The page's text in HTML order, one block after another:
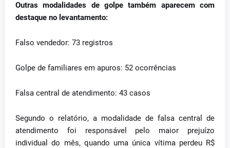
Outras modalidades de golpe também aparecem com
destaque no levantamento:
Falso vendedor: 73 registros
Golpe de familiares em apuros: 52 ocorrências
Falsa central de atendimento: 43 casos
Segundo o relatório, a modalidade de falsa central de
atendimento foi responsável pelo maior prejuízo
individual do mês, quando uma única vítima perdeu R$